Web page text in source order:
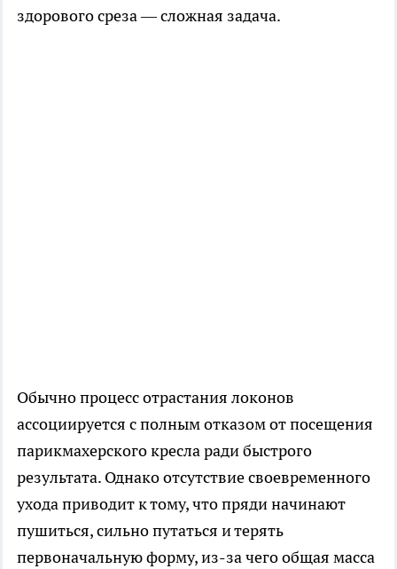
здорового среза — сложная задача.
Обычно процесс отрастания локонов
ассоциируется с полным отказом от посещения
парикмахерского кресла ради быстрого
результата. Однако отсутствие своевременного
ухода приводит к тому, что пряди начинают
пушиться, сильно путаться и терять
первоначальную форму, из-за чего общая масса